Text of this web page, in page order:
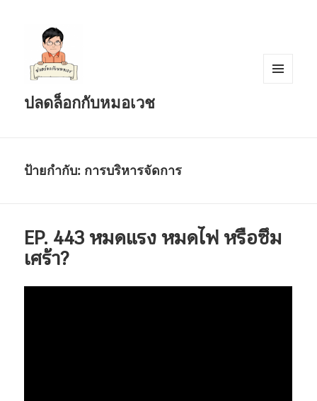
ปลดล็อกกับหมอเวช
ป้ายกำกับ: การบริหารจัดการ
EP. 443 หมดแรง หมดไฟ หรือซึม
เศร้า?